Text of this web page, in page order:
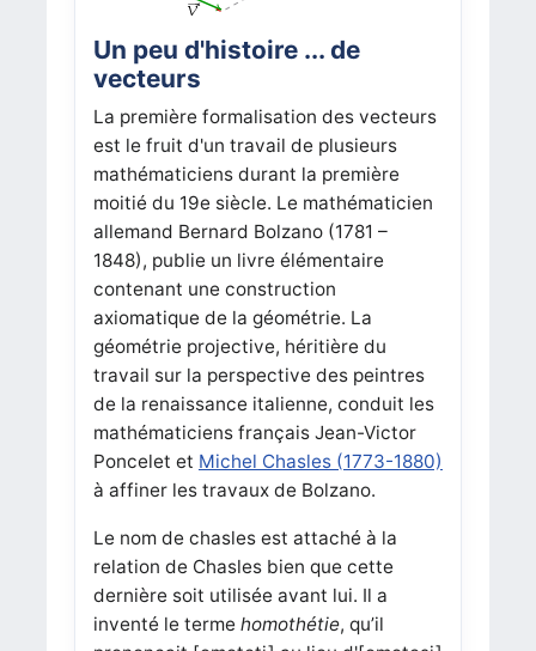
Un peu d'histoire ... de
vecteurs
La première formalisation des vecteurs
est le fruit d'un travail de plusieurs
mathématiciens durant la première
moitié du 19e siècle. Le mathématicien
allemand Bernard Bolzano (1781 –
1848), publie un livre élémentaire
contenant une construction
axiomatique de la géométrie. La
géométrie projective, héritière du
travail sur la perspective des peintres
de la renaissance italienne, conduit les
mathématiciens français Jean-Victor
Poncelet et Michel Chasles (1773-1880)
à affiner les travaux de Bolzano.
Le nom de chasles est attaché à la
relation de Chasles bien que cette
dernière soit utilisée avant lui. Il a
inventé le terme homothétie, qu’il